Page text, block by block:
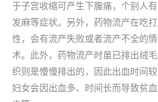
于子宫收缩可产生下腹痛，个别人
发麻等症状。另外，药物流产在吃
性，会有流产失败或者流产不全的
术。此外，药物流产时虽已排出绒
织则是慢慢排出的，因此出血时间
妇女会因出血多、时间长而导致贫